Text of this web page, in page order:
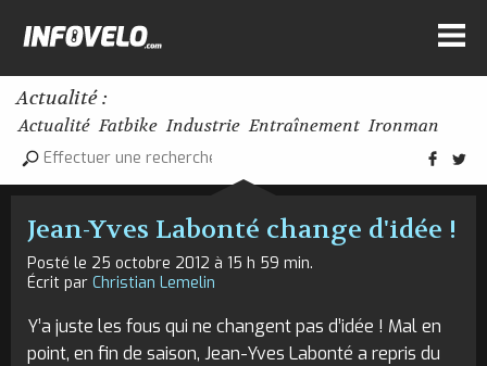
Actualité :
Actualité Fatbike Industrie Entraînement Ironman
Jean-Yves Labonté change d'idée !
Posté le 25 octobre 2012 à 15 h 59 min.
Écrit par Christian Lemelin
Y’a juste les fous qui ne changent pas d’idée ! Mal en
point, en fin de saison, Jean-Yves Labonté a repris du